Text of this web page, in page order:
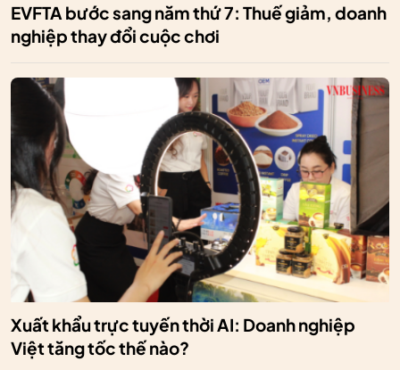
EVFTA bước sang năm thứ 7: Thuế giảm, doanh
nghiệp thay đổi cuộc chơi
Xuất khẩu trực tuyến thời AI: Doanh nghiệp
Việt tăng tốc thế nào?